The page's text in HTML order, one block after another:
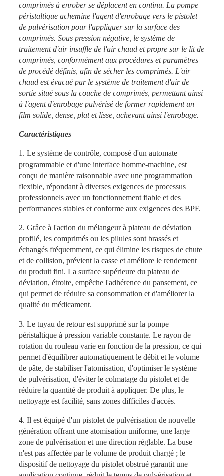
comprimés à enrober se déplacent en continu. La pompe
péristaltique achemine l'agent d'enrobage vers le pistolet
de pulvérisation pour l'appliquer sur la surface des
comprimés. Sous pression négative, le système de
traitement d'air insuffle de l'air chaud et propre sur le lit de
comprimés, conformément aux procédures et paramètres
de procédé définis, afin de sécher les comprimés. L'air
chaud est évacué par le système de traitement d'air de
sortie situé sous la couche de comprimés, permettant ainsi
à l'agent d'enrobage pulvérisé de former rapidement un
film solide, dense, plat et lisse, achevant ainsi l'enrobage.
Caractéristiques
1. Le système de contrôle, composé d'un automate
programmable et d'une interface homme-machine, est
conçu de manière raisonnable avec une programmation
flexible, répondant à diverses exigences de processus
professionnels avec un fonctionnement fiable et des
performances stables et conforme aux exigences des BPF.
2. Grâce à l'action du mélangeur à plateau de déviation
profilé, les comprimés ou les pilules sont brassés et
échangés fréquemment, ce qui élimine les risques de chute
et de collision, prévient la casse et améliore le rendement
du produit fini. La surface supérieure du plateau de
déviation, étroite, empêche l'adhérence du pansement, ce
qui permet de réduire sa consommation et d'améliorer la
qualité du médicament.
3. Le tuyau de retour est supprimé sur la pompe
péristaltique à pression variable constante. Le rayon de
rotation du rouleau varie en fonction de la pression, ce qui
permet d'équilibrer automatiquement le débit et le volume
de pâte, de stabiliser l'atomisation, d'optimiser le système
de pulvérisation, d'éviter le colmatage du pistolet et de
réduire la quantité de produit à appliquer. De plus, le
nettoyage est facilité, sans zones difficiles d'accès.
4. Il est équipé d'un pistolet de pulvérisation de nouvelle
génération offrant une atomisation uniforme, une large
zone de pulvérisation et une direction réglable. La buse
n'est pas affectée par le volume de produit chargé ; le
dispositif de nettoyage du pistolet obstrué garantit une